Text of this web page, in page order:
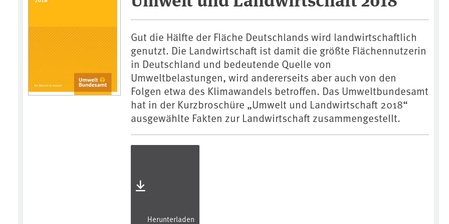
Gut die Hälfte der Fläche Deutschlands wird landwirtschaftlich
genutzt. Die Landwirtschaft ist damit die größte Flächennutzerin
in Deutschland und bedeutende Quelle von
Umweltbelastungen, wird andererseits aber auch von den
Folgen etwa des Klimawandels betroffen. Das Umweltbundesamt
hat in der Kurzbroschüre „Umwelt und Landwirtschaft 2018“
ausgewählte Fakten zur Landwirtschaft zusammengestellt.
Herunterladen